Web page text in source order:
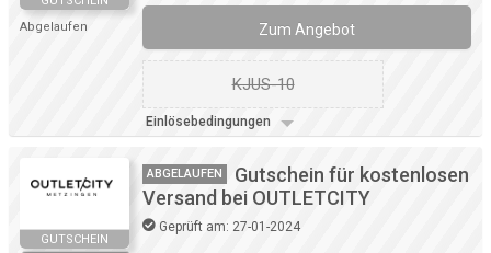
Abgelaufen
Zum Angebot
KJUS-10
Einlösebedingungen
GUTSCHEIN
ABGELAUFEN
Gutschein für kostenlosen
Versand bei OUTLETCITY
Geprüft am: 27-01-2024